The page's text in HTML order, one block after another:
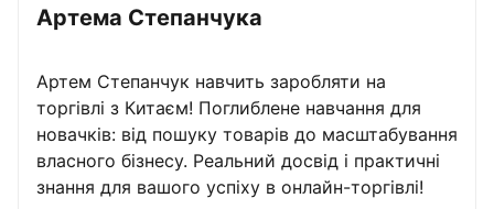
Артема Степанчука
Артем Степанчук навчить заробляти на
торгівлі з Китаєм! Поглиблене навчання для
новачків: від пошуку товарів до масштабування
власного бізнесу. Реальний досвід і практичні
знання для вашого успіху в онлайн-торгівлі!